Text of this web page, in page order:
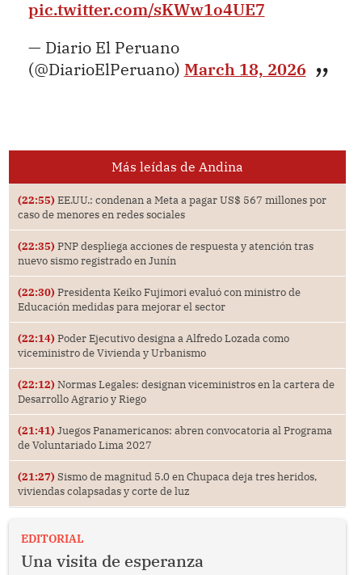
pic.twitter.com/sKWw1o4UE7
— Diario El Peruano
(@DiarioElPeruano) March 18, 2026
Más leídas de Andina
(22:55) EE.UU.: condenan a Meta a pagar US$ 567 millones por
caso de menores en redes sociales
(22:35) PNP despliega acciones de respuesta y atención tras
nuevo sismo registrado en Junín
(22:30) Presidenta Keiko Fujimori evaluó con ministro de
Educación medidas para mejorar el sector
(22:14) Poder Ejecutivo designa a Alfredo Lozada como
viceministro de Vivienda y Urbanismo
(22:12) Normas Legales: designan viceministros en la cartera de
Desarrollo Agrario y Riego
(21:41) Juegos Panamericanos: abren convocatoria al Programa
de Voluntariado Lima 2027
(21:27) Sismo de magnitud 5.0 en Chupaca deja tres heridos,
viviendas colapsadas y corte de luz
EDITORIAL
Una visita de esperanza